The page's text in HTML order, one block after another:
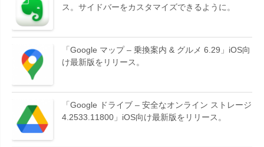
ス。サイドバーをカスタマイズできるように。
「Google マップ – 乗換案内 & グルメ 6.29」iOS向
け最新版をリリース。
「Google ドライブ – 安全なオンライン ストレージ
4.2533.11800」iOS向け最新版をリリース。